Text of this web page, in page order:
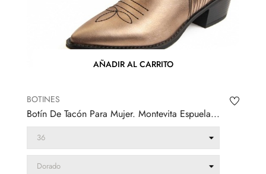
AÑADIR AL CARRITO
BOTINES
Botín De Tacón Para Mujer. Montevita Espuela...